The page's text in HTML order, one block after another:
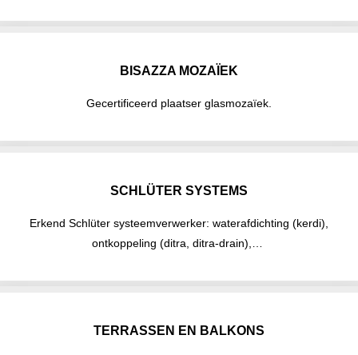
BISAZZA MOZAÏEK
Gecertificeerd plaatser glasmozaïek.
SCHLÜTER SYSTEMS
Erkend Schlüter systeemverwerker: waterafdichting (kerdi),
ontkoppeling (ditra, ditra-drain),…
TERRASSEN EN BALKONS